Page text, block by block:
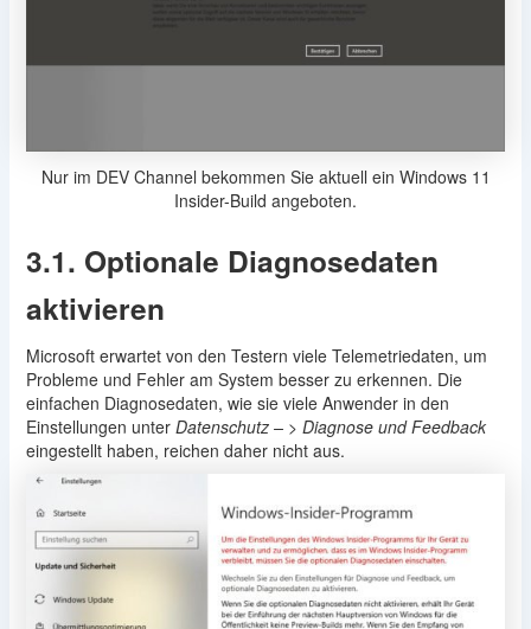
Nur im DEV Channel bekommen Sie aktuell ein Windows 11
Insider-Build angeboten.
3.1. Optionale Diagnosedaten
aktivieren
Microsoft erwartet von den Testern viele Telemetriedaten, um
Probleme und Fehler am System besser zu erkennen. Die
einfachen Diagnosedaten, wie sie viele Anwender in den
Einstellungen unterDatenschutz – > Diagnose und Feedback
eingestellt haben, reichen daher nicht aus.